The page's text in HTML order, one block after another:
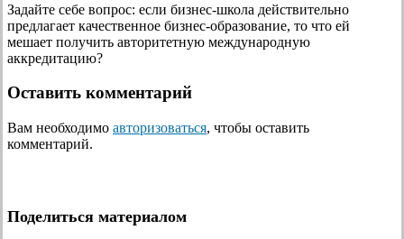
Задайте себе вопрос: если бизнес-школа действительно
предлагает качественное бизнес-образование, то что ей
мешает получить авторитетную международную
аккредитацию?
Оставить комментарий
Вам необходимо авторизоваться, чтобы оставить
комментарий.
Поделиться материалом